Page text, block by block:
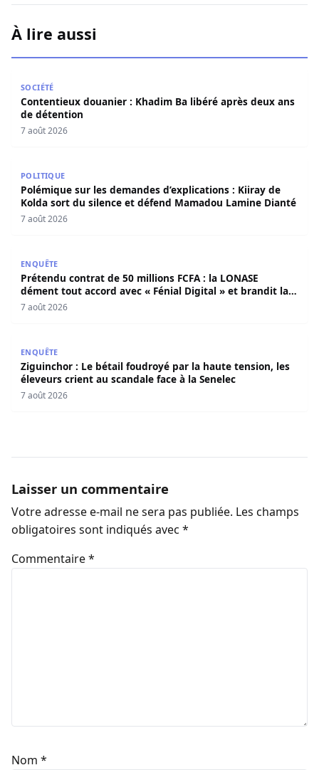
À lire aussi
SOCIÉTÉ
Contentieux douanier : Khadim Ba libéré après deux ans
de détention
7 août 2026
POLITIQUE
Polémique sur les demandes d’explications : Kiiray de
Kolda sort du silence et défend Mamadou Lamine Dianté
7 août 2026
ENQUÊTE
Prétendu contrat de 50 millions FCFA : la LONASE
dément tout accord avec « Fénial Digital » et brandit la
menace de poursuites
7 août 2026
ENQUÊTE
Ziguinchor : Le bétail foudroyé par la haute tension, les
éleveurs crient au scandale face à la Senelec
7 août 2026
Laisser un commentaire
Votre adresse e-mail ne sera pas publiée. Les champs
obligatoires sont indiqués avec *
Commentaire*
Nom *